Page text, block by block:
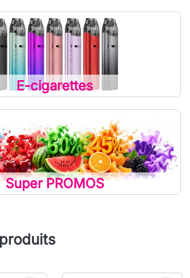
E-cigarettes
Super PROMOS